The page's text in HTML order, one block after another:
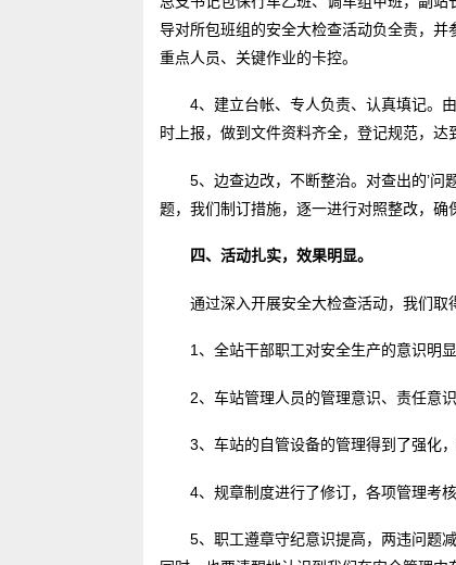
导对所包班组的安全大检查活动负全责，
重点人员、关键作业的卡控。
4、建立台帐、专人负责、认真填记。
时上报，做到文件资料齐全，登记规范，达
5、边查边改，不断整治。对查出的’
题，我们制订措施，逐一进行对照整改，确
四、活动扎实，效果明显。
通过深入开展安全大检查活动，我们
1、全站干部职工对安全生产的意识明
2、车站管理人员的管理意识、责任意
3、车站的自管设备的管理得到了强化
4、规章制度进行了修订，各项管理考
5、职工遵章守纪意识提高，两违问题